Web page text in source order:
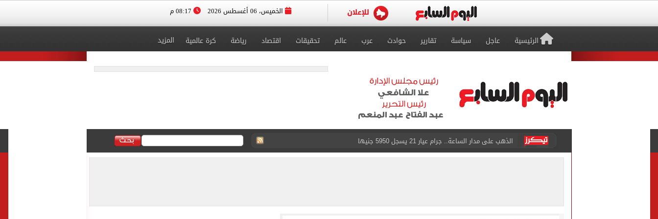
الخميس، 06 أغسطس 2026
الرئيسية عاجل سياسة تقارير حوادث عرب عالم تحقيقات اقتصاد رياضة كرة عالمية المزيد
الداخلية تضبط المتهمة بالترويج بعدم اكتفاء المرأة برجل واحد.. فيديو